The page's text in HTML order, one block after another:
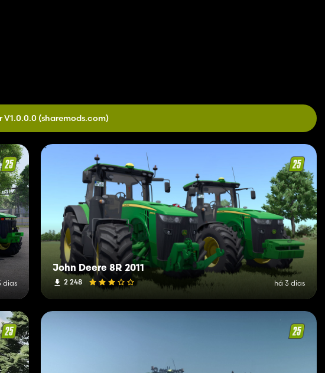
V1.0.0.0 (sharemods.com)
dias
John Deere 8R 2011
2 248 há 3 dias